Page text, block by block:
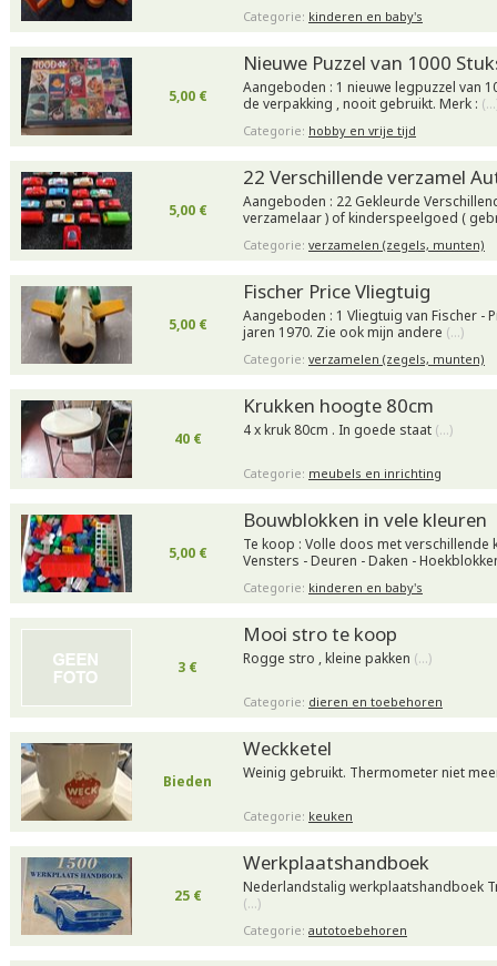
Categorie: kinderen en baby's
5,00 €
Nieuwe Puzzel van 1000
Aangeboden : 1 nieuwe legpuzzel van
de verpakking , nooit gebruikt. Merk :
Categorie: hobby en vrije tijd
5,00 €
22 Verschillende verzamel
Aangeboden : 22 Gekleurde
verzamelaar ) of kinderspeelgoed (
Categorie: verzamelen (zegels, munten)
5,00 €
Fischer Price Vliegtuig
Aangeboden : 1 Vliegtuig van Fischer -
jaren 1970. Zie ook mijn andere (…)
Categorie: verzamelen (zegels, munten)
40 €
Krukken hoogte 80cm
4 x kruk 80cm . In goede staat (…)
Categorie: meubels en inrichting
5,00 €
Bouwblokken in vele kleuren
Te koop : Volle doos met verschillende
Vensters - Deuren - Daken -
Categorie: kinderen en baby's
3 €
Mooi stro te koop
Rogge stro , kleine pakken (…)
Categorie: dieren en toebehoren
Bieden
Weckketel
Weinig gebruikt. Thermometer niet
Categorie: keuken
25 €
Werkplaatshandboek
Nederlandstalig werkplaatshandboek
(…)
Categorie: autotoebehoren